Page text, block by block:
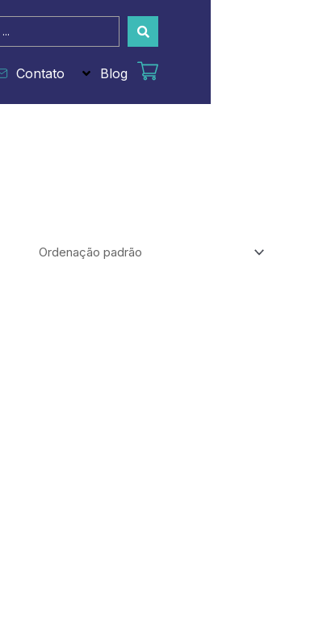
Contato Blog